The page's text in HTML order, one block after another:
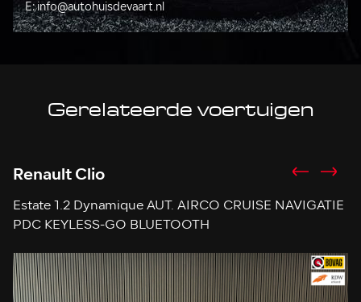
E:info@autohuisdevaart.nl
Gerelateerde voertuigen
Renault Clio
Estate 1.2 Dynamique AUT. AIRCO CRUISE NAVIGATIE
PDC KEYLESS-GO BLUETOOTH